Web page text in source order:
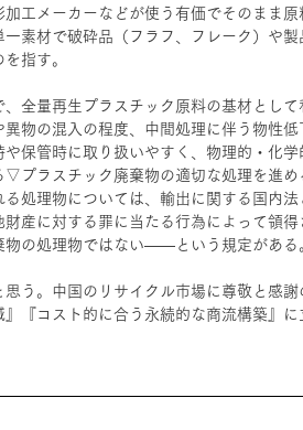
工メーカーなどが使う有価でそのまま原
素材で破砕品（フラフ、フレーク）や製
指す。
全量再生プラスチック原料の基材として
物の混入の程度、中間処理に伴う物性低
保管時に取り扱いやすく、物理的・化学
プラスチック廃棄物の適切な処理を進め
処理物については、輸出に関する国内法
産に対する罪に当たる行為によって領得
物の処理物ではない――という規定がある
う。中国のリサイクル市場に尊敬と感謝
『コスト的に合う永続的な商流構築』に